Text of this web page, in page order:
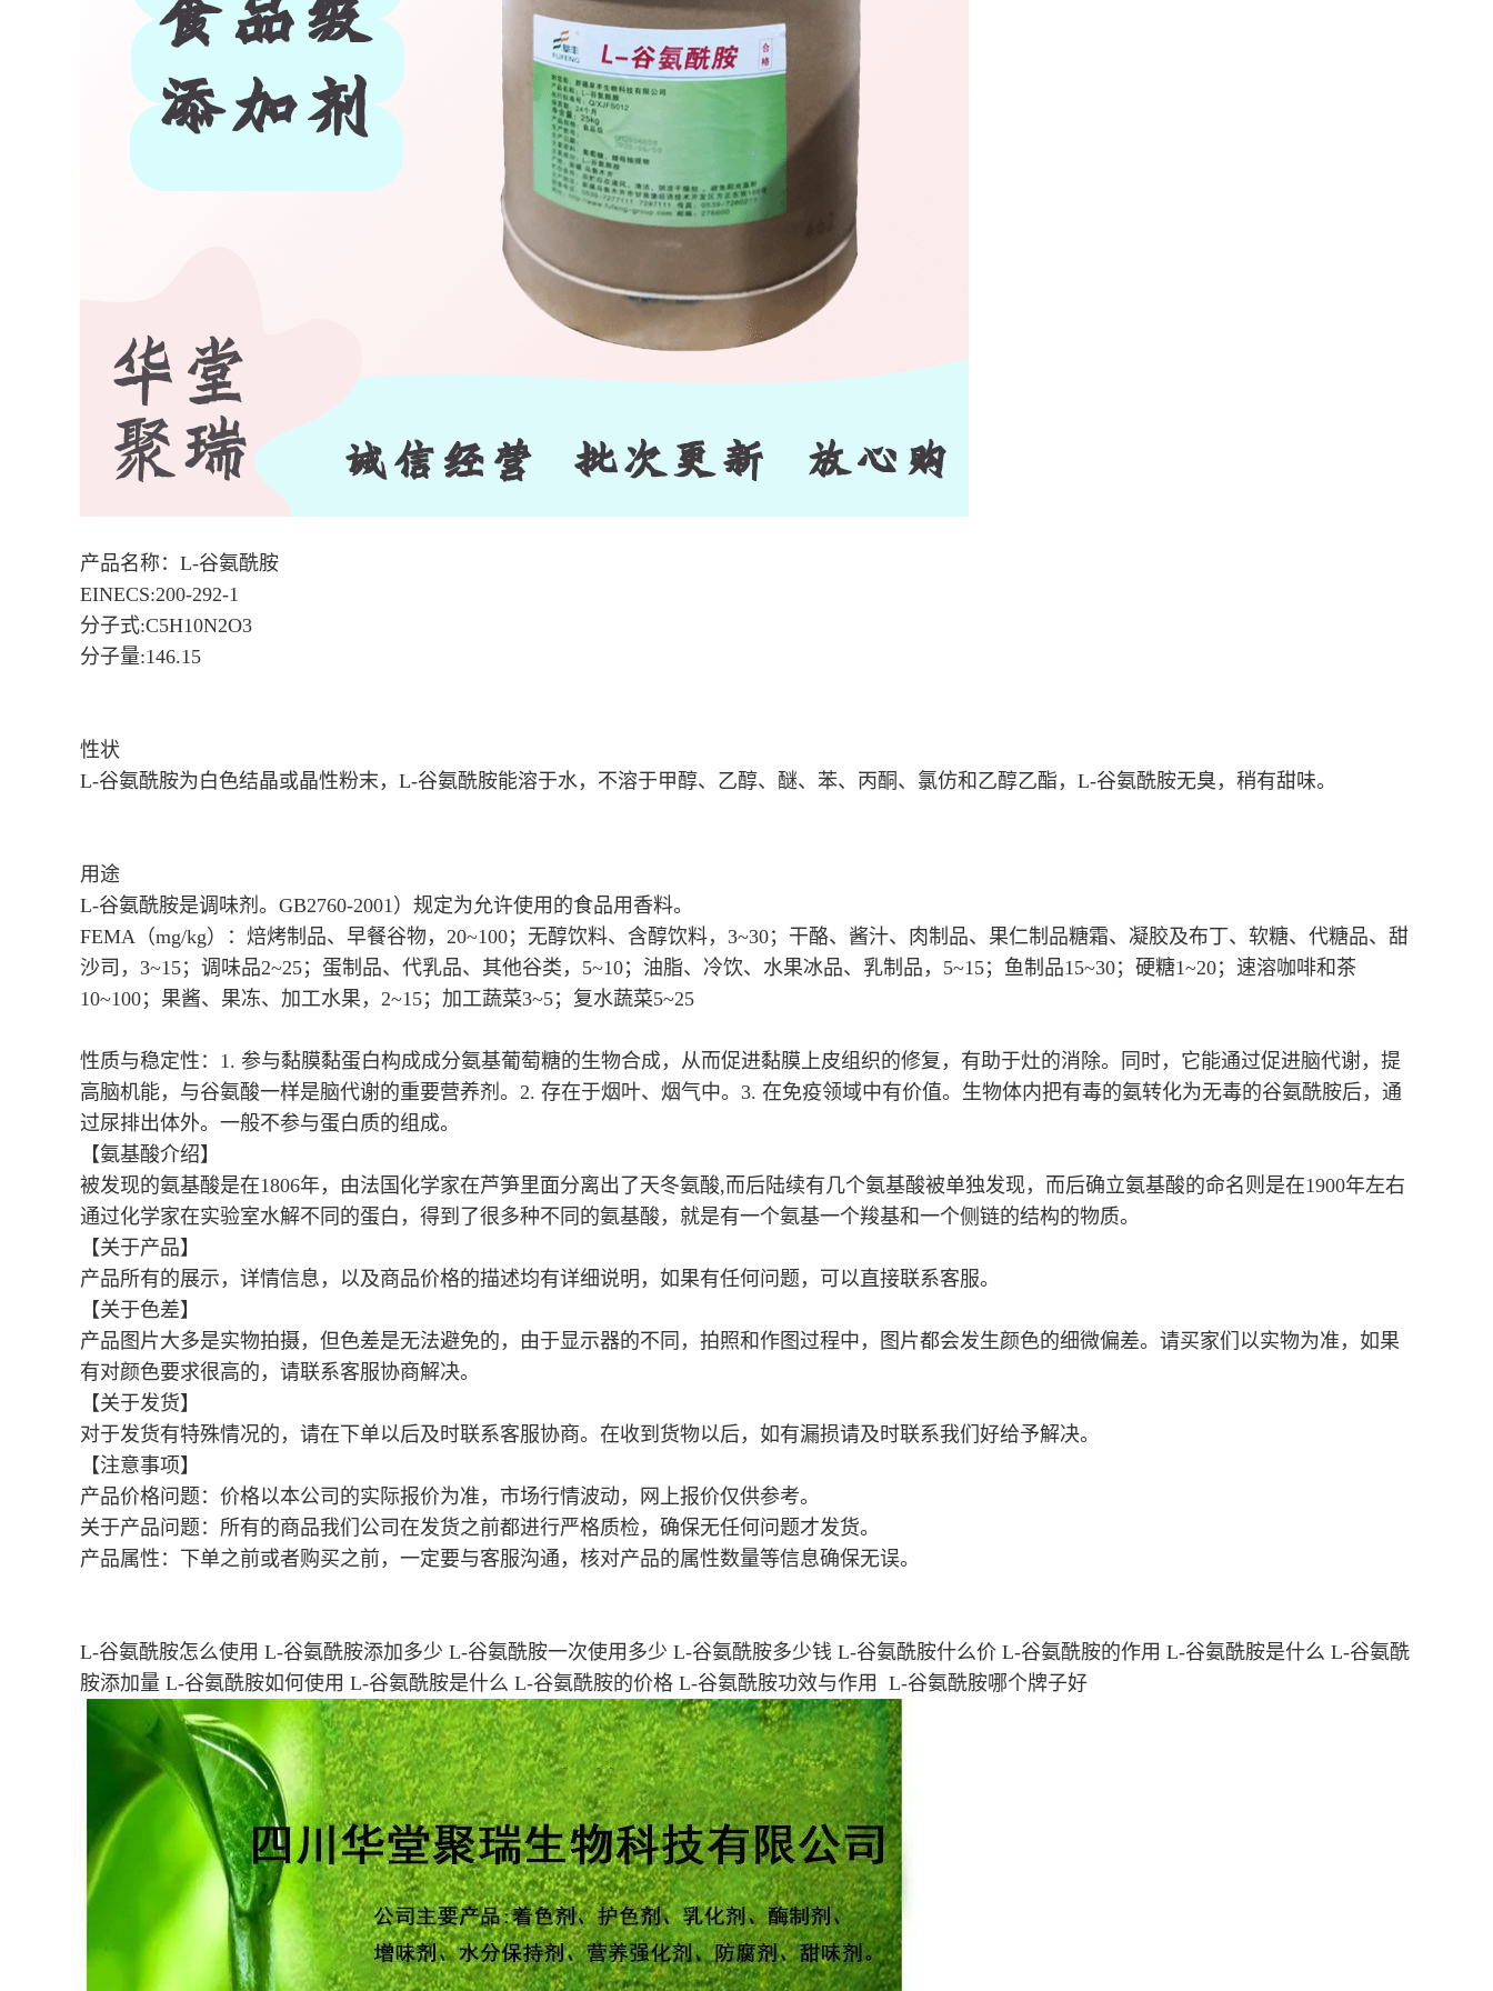
产品名称：L-谷氨酰胺
EINECS:200-292-1
分子式:C5H10N2O3
分子量:146.15
性状
L-谷氨酰胺为白色结晶或晶性粉末，L-谷氨酰胺能溶于水，不溶于甲醇、乙醇、醚、苯、丙酮、氯仿和乙醇乙酯，L-谷氨酰胺无臭，稍有甜味。
用途
L-谷氨酰胺是调味剂。GB2760-2001）规定为允许使用的食品用香料。
FEMA（mg/kg）：焙烤制品、早餐谷物，20~100；无醇饮料、含醇饮料，3~30；干酪、酱汁、肉制品、果仁制品糖霜、凝胶及布丁、软糖、代糖品、甜
沙司，3~15；调味品2~25；蛋制品、代乳品、其他谷类，5~10；油脂、冷饮、水果冰品、乳制品，5~15；鱼制品15~30；硬糖1~20；速溶咖啡和茶
10~100；果酱、果冻、加工水果，2~15；加工蔬菜3~5；复水蔬菜5~25
性质与稳定性： 1. 参与黏膜黏蛋白构成成分氨基葡萄糖的生物合成，从而促进黏膜上皮组织的修复，有助于灶的消除。同时，它能通过促进脑代谢，提
高脑机能，与谷氨酸一样是脑代谢的重要营养剂。 2. 存在于烟叶、烟气中。 3. 在免疫领域中有价值。生物体内把有毒的氨转化为无毒的谷氨酰胺后，通
过尿排出体外。一般不参与蛋白质的组成。
【氨基酸介绍】
被发现的氨基酸是在1806年，由法国化学家在芦笋里面分离出了天冬氨酸,而后陆续有几个氨基酸被单独发现，而后确立氨基酸的命名则是在1900年左右
通过化学家在实验室水解不同的蛋白，得到了很多种不同的氨基酸，就是有一个氨基一个羧基和一个侧链的结构的物质。
【关于产品】
产品所有的展示，详情信息，以及商品价格的描述均有详细说明，如果有任何问题，可以直接联系客服。
【关于色差】
产品图片大多是实物拍摄，但色差是无法避免的，由于显示器的不同，拍照和作图过程中，图片都会发生颜色的细微偏差。请买家们以实物为准，如果
有对颜色要求很高的，请联系客服协商解决。
【关于发货】
对于发货有特殊情况的，请在下单以后及时联系客服协商。在收到货物以后，如有漏损请及时联系我们好给予解决。
【注意事项】
产品价格问题：价格以本公司的实际报价为准，市场行情波动，网上报价仅供参考。
关于产品问题：所有的商品我们公司在发货之前都进行严格质检，确保无任何问题才发货。
产品属性：下单之前或者购买之前，一定要与客服沟通，核对产品的属性数量等信息确保无误。
L-谷氨酰胺怎么使用 L-谷氨酰胺添加多少 L-谷氨酰胺一次使用多少 L-谷氨酰胺多少钱 L-谷氨酰胺什么价 L-谷氨酰胺的作用 L-谷氨酰胺是什么 L-谷氨酰
胺添加量 L-谷氨酰胺如何使用 L-谷氨酰胺是什么 L-谷氨酰胺的价格 L-谷氨酰胺功效与作用 L-谷氨酰胺哪个牌子好